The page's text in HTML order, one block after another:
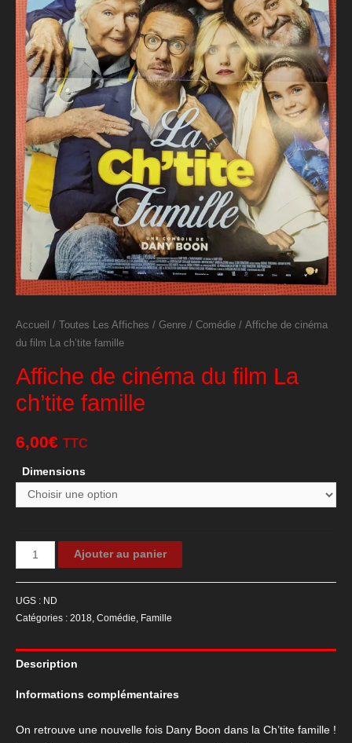
Accueil / Toutes Les Affiches / Genre / Comédie / Affiche de cinéma
du film La ch’tite famille
Affiche de cinéma du film La
ch’tite famille
6,00€ TTC
Dimensions
quantité
de
du
film
La
famille
Ajouter au panier
UGS : ND
Catégories : 2018, Comédie, Famille
Description
Informations complémentaires
On retrouve une nouvelle fois Dany Boon dans la Ch’tite famille !